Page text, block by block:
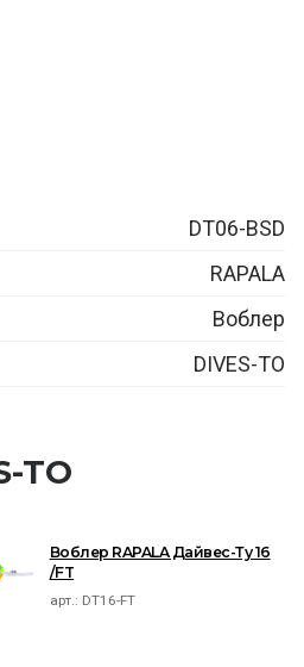
DT06-BSD
RAPALA
Воблер
DIVES-TO
TO
Воблер RAPALA Дайвес-Ту 16
/FT
арт.: DT16-FT